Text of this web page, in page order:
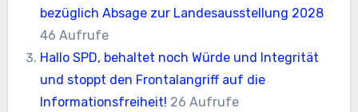
bezüglich Absage zur Landesausstellung 2028
46 Aufrufe
Hallo SPD, behaltet noch Würde und Integrität
und stoppt den Frontalangriff auf die
Informationsfreiheit! 26 Aufrufe